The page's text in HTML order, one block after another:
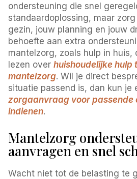
ondersteuning die snel
standaardoplossing, maar
gezin, jouw planning en jouw
behoefte aan extra
mantelzorg, zoals hulp in huis,
lezen overhuishoudelijke hulp
mantelzorg. Wil je direct
situatie passend is, dan kun
zorgaanvraag voor passende
indienen.
Mantelzorg
aanvragen en snel
Wacht niet tot de belasting te